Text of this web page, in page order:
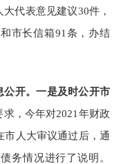
大代表意见建议30件，
市长信箱91 条，办结
公开。一是及时公开市
求，今年对2021 年财政
市人大审议通过后，通
债务情况进行了说明。